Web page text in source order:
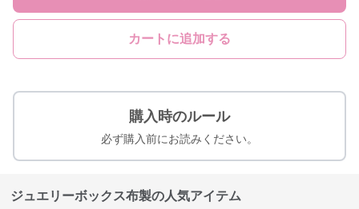
カートに追加する
購入時のルール
必ず購入前にお読みください。
ジュエリーボックス布製の人気アイテム